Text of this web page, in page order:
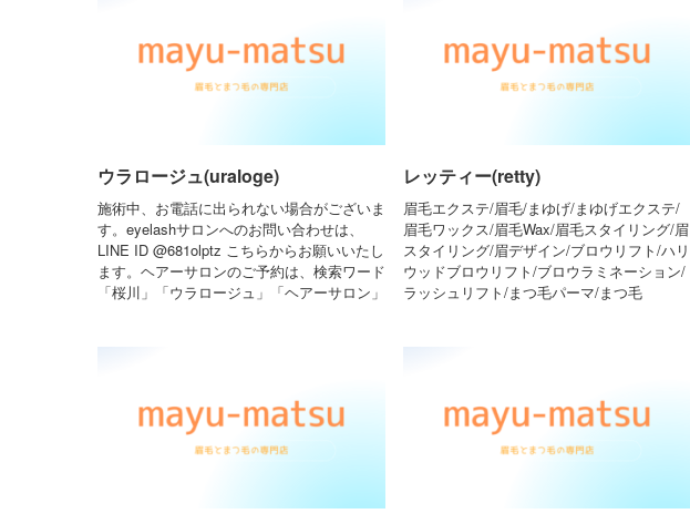
ウラロージュ(uraloge)
施術中、お電話に出られない場合がございま
す。eyelashサロンへのお問い合わせは、
LINE ID @681olptz こちらからお願いいたし
ます。ヘアーサロンのご予約は、検索ワード
「桜川」「ウラロージュ」「ヘアーサロン」
レッティー(retty)
眉毛エクステ/眉毛/まゆげ/まゆげエクステ/
眉毛ワックス/眉毛Wax/眉毛スタイリング/眉
スタイリング/眉デザイン/ブロウリフト/ハリ
ウッドブロウリフト/ブロウラミネーション/
ラッシュリフト/まつ毛パーマ/まつ毛